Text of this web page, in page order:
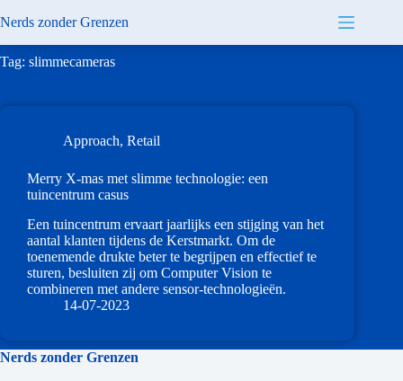
to
Nerds zonder Grenzen
Tag: slimmecameras
Approach, Retail
Merry X-mas met slimme technologie: een
tuincentrum casus
Een tuincentrum ervaart jaarlijks een stijging van het
aantal klanten tijdens de Kerstmarkt. Om de
toenemende drukte beter te begrijpen en effectief te
sturen, besluiten zij om Computer Vision te
combineren met andere sensor-technologieën.
14-07-2023
Nerds zonder Grenzen